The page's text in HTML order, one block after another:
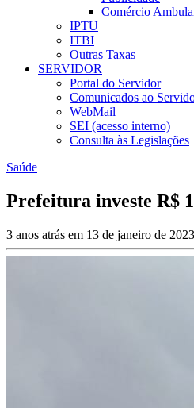
Comércio
IPTU
ITBI
Outras Taxas
SERVIDOR
Portal do Servidor
Comunicados ao
WebMail
SEI (acesso interno)
Consulta às Legislações
Saúde
Prefeitura investe R$
3 anos atrás em 13 de janeiro de